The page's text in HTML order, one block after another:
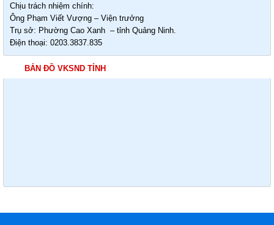
Chịu trách nhiệm chính:
Ông Phạm Viết Vượng – Viện trưởng
Trụ sở: Phường Cao Xanh – tỉnh Quảng Ninh.
Điện thoại: 0203.3837.835
BẢN ĐỒ VKSND TỈNH